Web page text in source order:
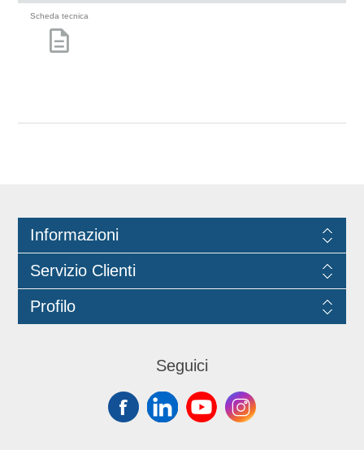
Scheda tecnica
description
Informazioni
Servizio Clienti
Profilo
Seguici